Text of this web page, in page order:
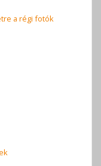
a régi fotók